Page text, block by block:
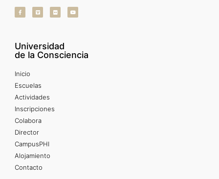
Universidad
de la Consciencia
Inicio
Escuelas
Actividades
Inscripciones
Colabora
Director
CampusPHI
Alojamiento
Contacto